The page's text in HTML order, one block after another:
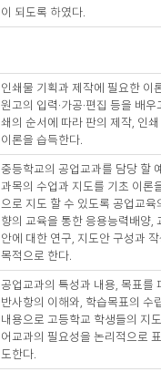
이 되도록 하였다.
인쇄물 기획과 제작에 필요한 이
원고의 입력·가공·편집 등을 배
쇄의 순서에 따라 판의 제작, 인
이론을 습득한다.
중등학교의 공업교과를 담당 할
과목의 수업과 지도를 기초 이론
으로 지도 할 수 있도록 공업교육
향의 교육을 통한 응용능력배양,
안에 대한 연구, 지도안 구성과
목적으로 한다.
공업교과의 특성과 내용, 목표를
반사항의 이해와, 학습목표의 수
내용으로 고등학교 학생들의 지
어교과의 필요성을 논리적으로
도한다.